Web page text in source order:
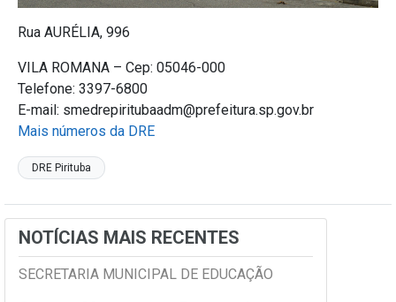
Rua AURÉLIA, 996
VILA ROMANA – Cep: 05046-000
Telefone: 3397-6800
E-mail: smedrepiritubaadm@prefeitura.sp.gov.br
Mais números da DRE
DRE Pirituba
NOTÍCIAS MAIS RECENTES
SECRETARIA MUNICIPAL DE EDUCAÇÃO